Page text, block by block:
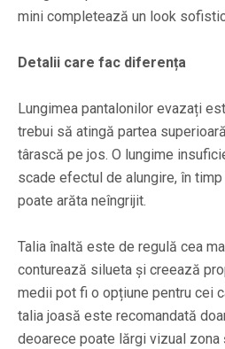
mini completează un look
Detalii care fac diferența
Lungimea pantalonilor evazați
trebui să atingă partea
târască pe jos. O lungime
scade efectul de alungire, în
poate arăta neîngrijit.
Talia înaltă este de regulă cea
conturează silueta și creează
medii pot fi o opțiune pentru cei
talia joasă este recomandată
deoarece poate lărgi vizual zona